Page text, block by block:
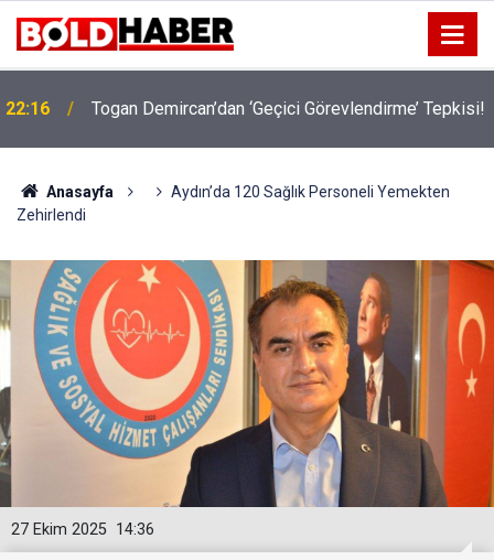
Togan Demircan’dan ‘Geçici Görevlendirme’ Tepkisi!
19:32 Sıcak Havalarda Ödem Şikayetini Hafife Almayın!
Anasayfa
Aydın’da 120 Sağlık Personeli Yemekten
Zehirlendi
14:36
27 Ekim 2025